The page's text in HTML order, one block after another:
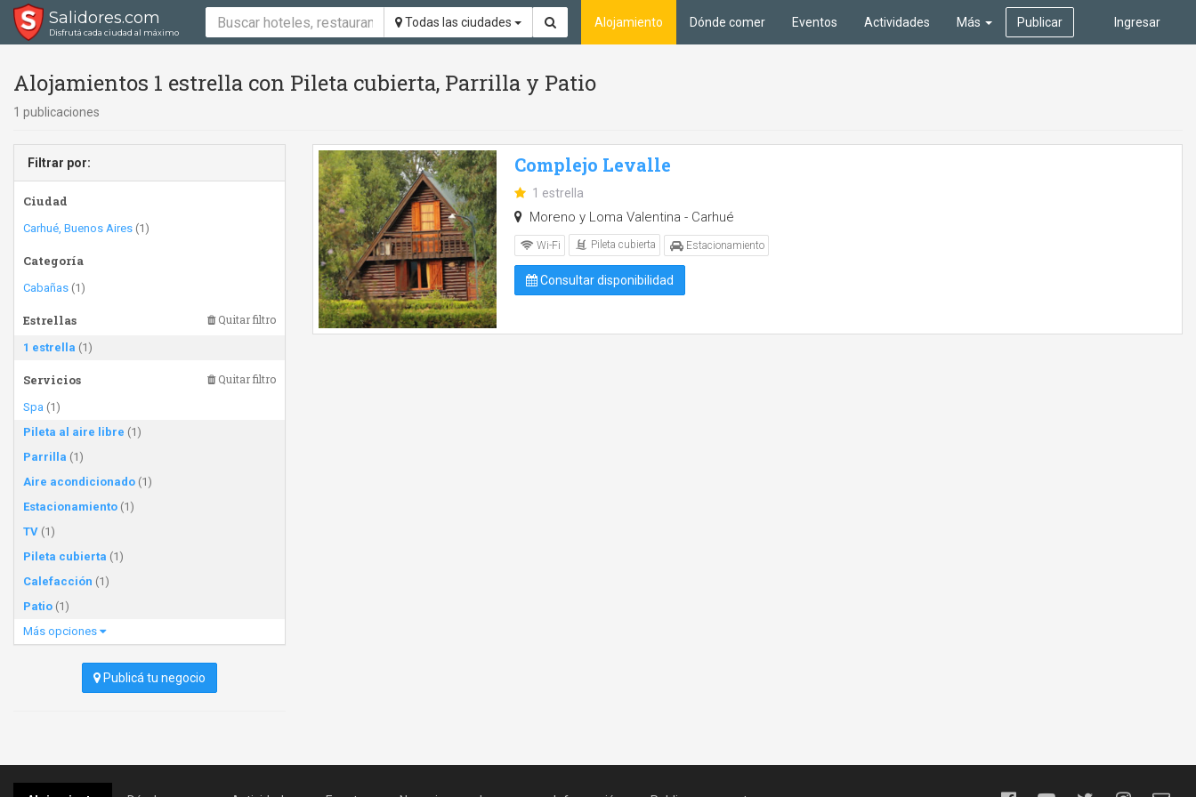
Salidores.com
Disfrutá cada ciudad al máximo
Todas las ciudades Ingresar
Alojamiento Dónde comer Eventos Actividades Más Publicar
Alojamientos 1 estrella con Pileta cubierta, Parrilla y Patio
1 publicaciones
Filtrar por:
Ciudad
Carhué, Buenos Aires (1)
Categoría
Cabañas (1)
Estrellas Quitar filtro
1 estrella (1)
Servicios Quitar filtro
Spa (1)
Pileta al aire libre (1)
Parrilla (1)
Aire acondicionado (1)
Estacionamiento (1)
TV (1)
Pileta cubierta (1)
Calefacción (1)
Patio (1)
Más opciones
Publicá tu negocio
Complejo Levalle
1 estrella
Moreno y Loma Valentina - Carhué
Wi-Fi Pileta cubierta Estacionamiento
Consultar disponibilidad